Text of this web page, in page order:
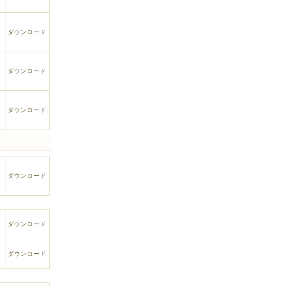
ダウンロード
ダウンロード
ダウンロード
ダウンロード
ダウンロード
ダウンロード